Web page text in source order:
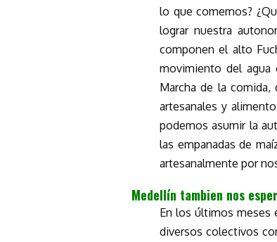
lo que comemos?
lograr nuestra
componen el alto
movimiento del agua
Marcha de la comida,
artesanales y
podemos asumir la
las empanadas de
artesanalmente por
Medellín tambien nos
En los últimos meses
diversos colectivos